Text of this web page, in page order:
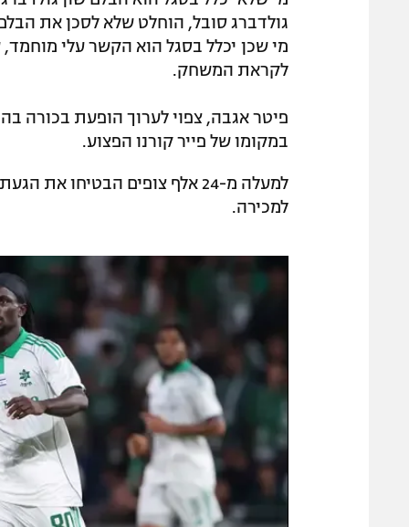
גולדברג סובל, הוחלט שלא לסכן את
מי שכן יכלל בסגל הוא הקשר עלי
לקראת המשחק.
פיטר אגבה, צפוי לערוך הופעת בכורה
במקומו של פייר קורנו הפצוע.
למעלה מ-24 אלף צופים
למכירה.